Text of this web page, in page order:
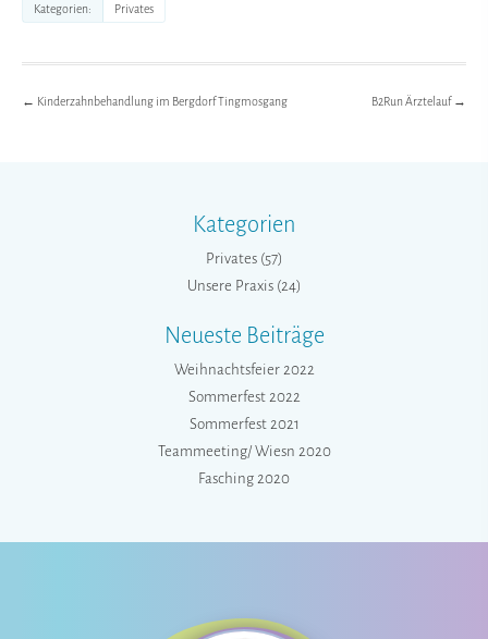
Kategorien Privates
← Kinderzahnbehandlung im Bergdorf Tingmosgang B2Run Ärztelauf →
Kategorien
Privates(57)
Unsere Praxis(24)
Neueste Beiträge
Weihnachtsfeier 2022
Sommerfest 2022
Sommerfest 2021
Teammeeting/ Wiesn 2020
Fasching 2020